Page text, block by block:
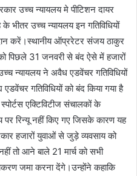
उच्च न्यायलय मे पीटिशन दायर
उच्च न्यायलय इन गतिविधियों
करें।स्थानीय ऑप्ररेटर संजय ठाकुर
पिछले 31 जनवरी से बंद ऐसे में हजारों
न्यायलय ने अवैध एडवेंचर गतिविधियों
गतिविधियों को बंद किया गया है
एक्टिविटीज संचालकों के
रिन्यू नहीं किए गए जिसके कारण यह
हजारों युवाओं से जुड़े व्यवसाय को
तो आने बाले 21 मार्च को सभी
जमा करना देंगे।उन्होंने कहाकि